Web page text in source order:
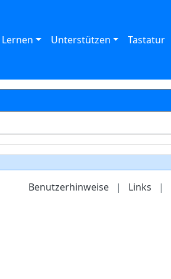
Lernen Unterstützen Tastatur
Benutzerhinweise | Links |